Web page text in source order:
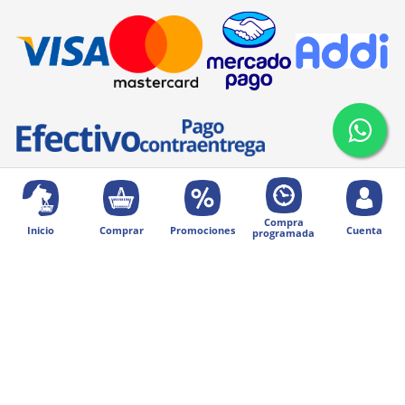
Inicio Comprar Promociones
Compra
programada
Cuenta